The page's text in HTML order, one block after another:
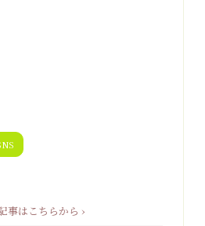
事はこちらから ›